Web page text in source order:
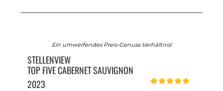
Ein umwerfendes Preis-Genuss-Verhältnis!
STELLENVIEW
TOP FIVE CABERNET SAUVIGNON
2023